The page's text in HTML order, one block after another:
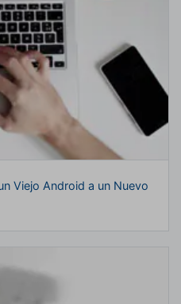
Viejo Android a un Nuevo